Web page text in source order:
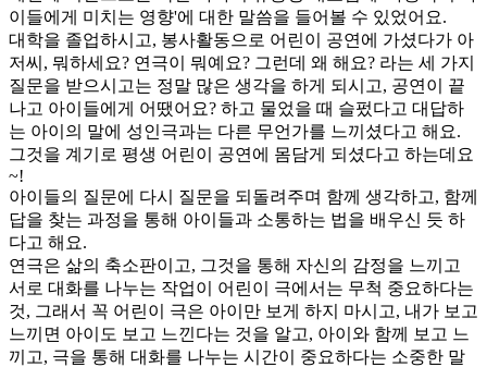
이들에게 미치는 영향'에 대한 말씀을 들어볼 수 있었어요.​
대학을 졸업하시고, 봉사활동으로 어린이 공연에 가셨다가 아
저씨, 뭐하세요? 연극이 뭐예요? 그런데 왜 해요? 라는 세 가지
질문을 받으시고는 정말 많은 생각을 하게 되시고, 공연이 끝
나고 아이들에게 어땠어요? 하고 물었을 때 슬펐다고 대답하
는 아이의 말에 성인극과는 다른 무언가를 느끼셨다고 해요.
그것을 계기로 평생 어린이 공연에 몸담게 되셨다고 하는데요
~!
아이들의 질문에 다시 질문을 되돌려주며 함께 생각하고, 함께
답을 찾는 과정을 통해 아이들과 소통하는 법을 배우신 듯 하
다고 해요.
연극은 삶의 축소판이고, 그것을 통해 자신의 감정을 느끼고
서로 대화를 나누는 작업이 어린이 극에서는 무척 중요하다는
것, 그래서 꼭 어린이 극은 아이만 보게 하지 마시고, 내가 보고
느끼면 아이도 보고 느낀다는 것을 알고, 아이와 함께 보고 느
끼고, 극을 통해 대화를 나누는 시간이 중요하다는 소중한 말